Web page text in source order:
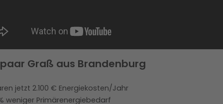
Graß aus Brandenburg
jetzt 2.100 € Energiekosten/Jahr
weniger Primärenergiebedarf